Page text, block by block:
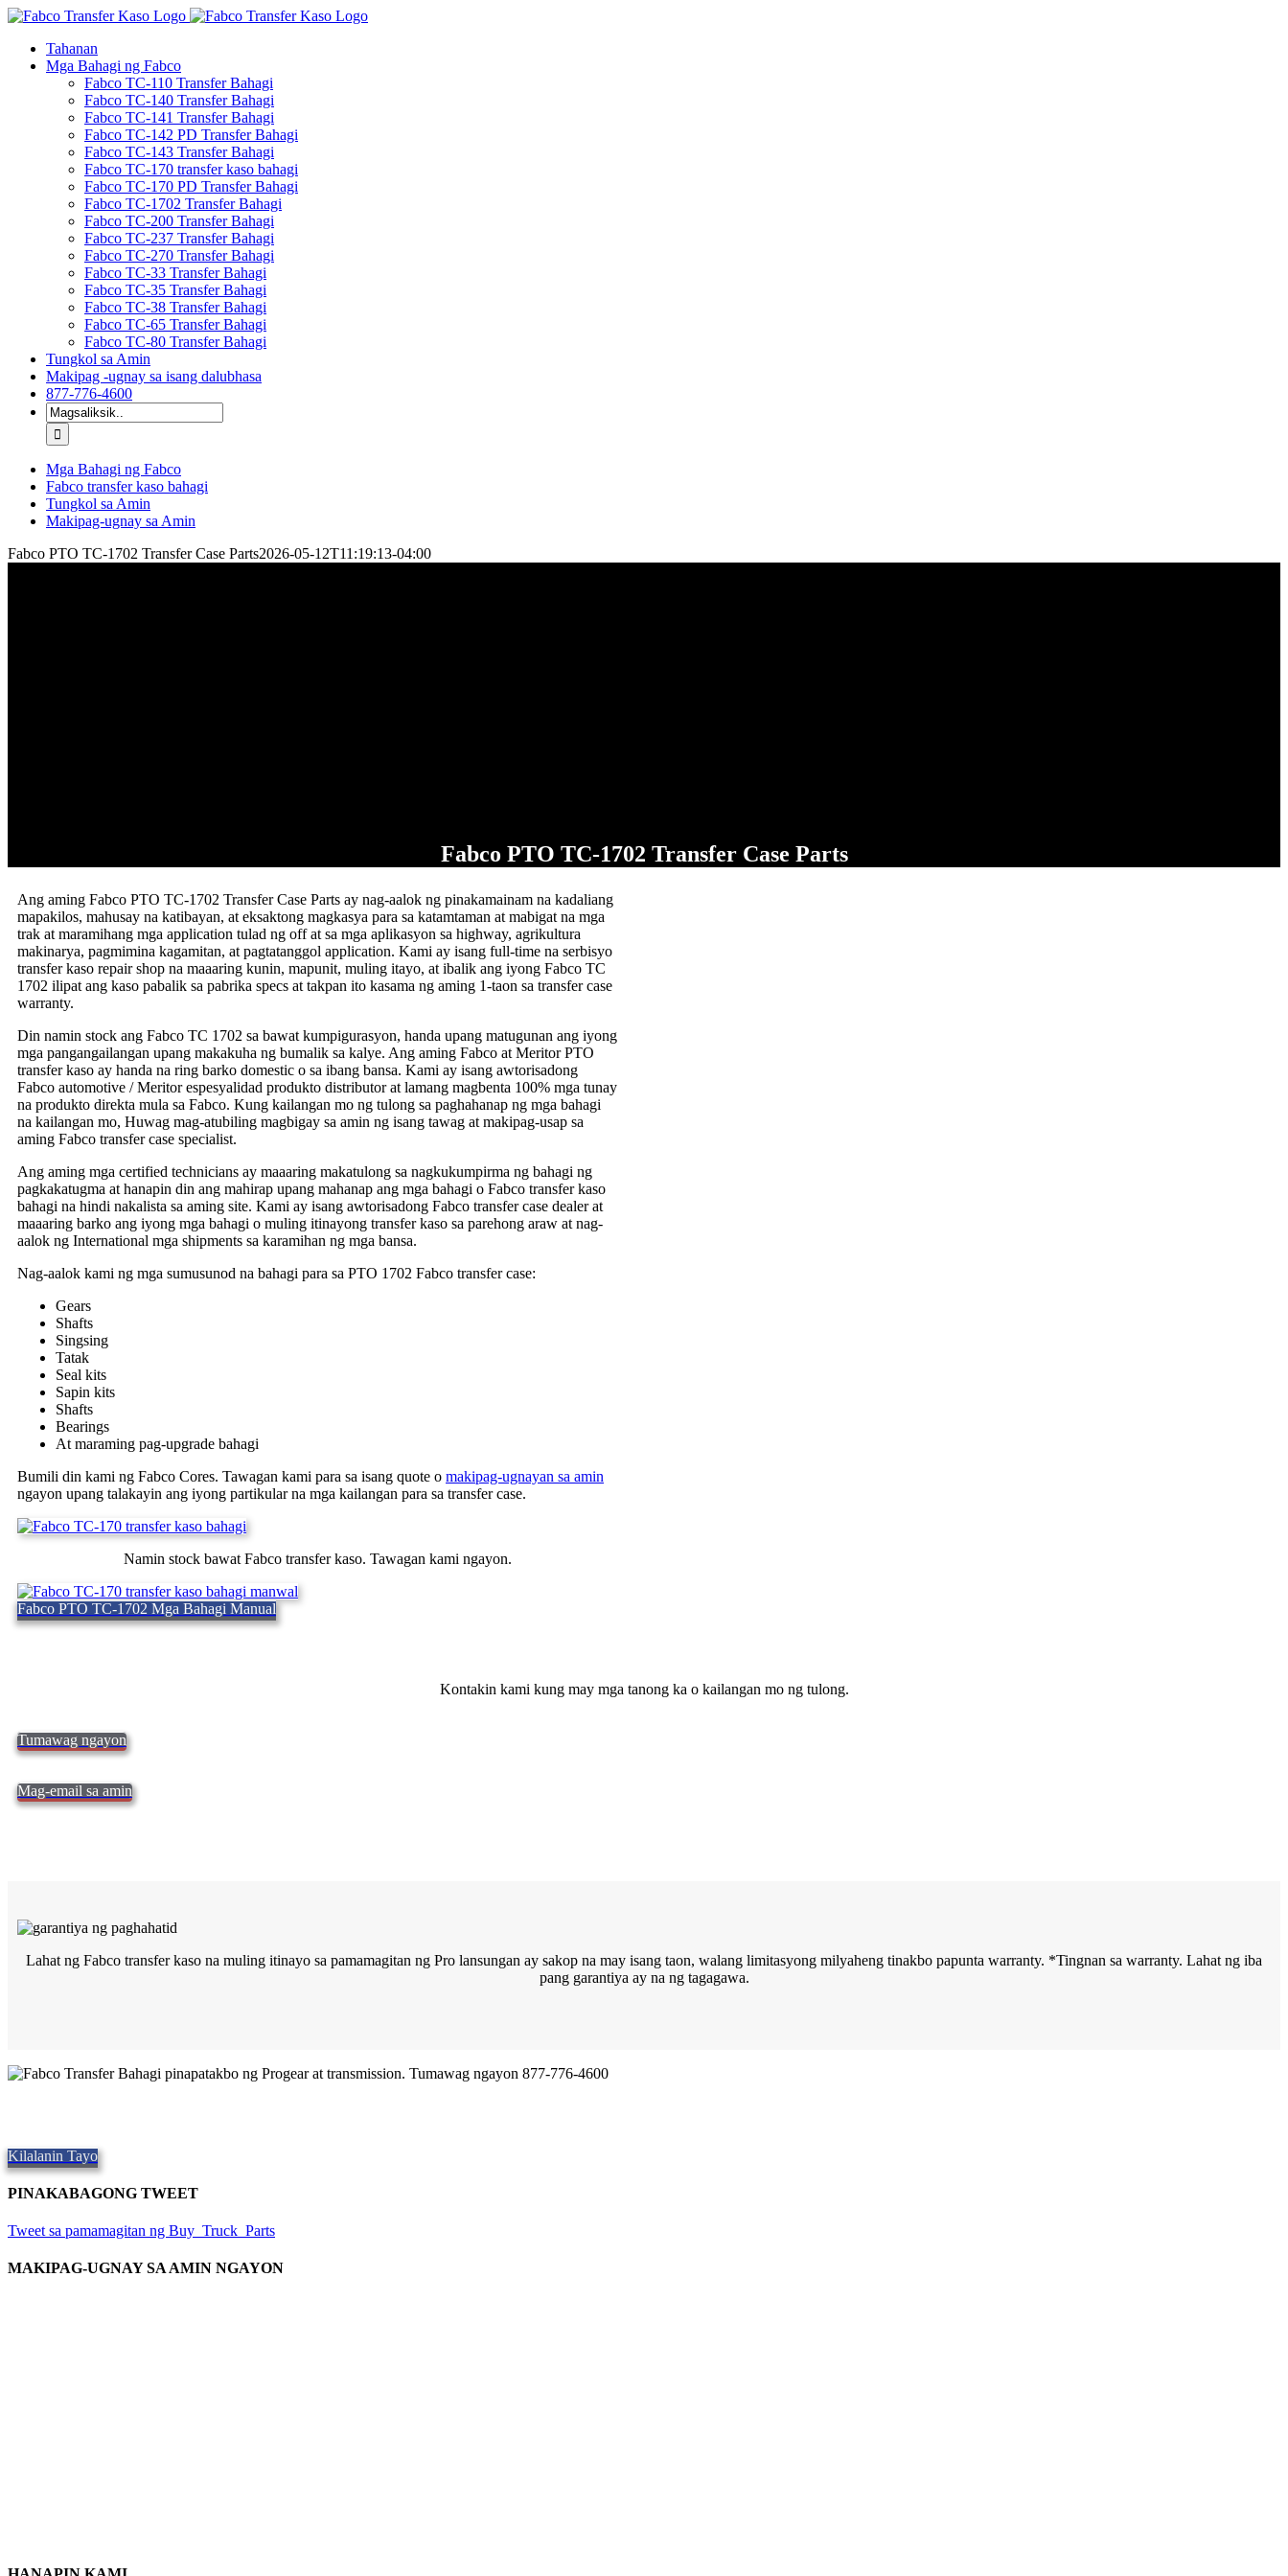
Laktawan
nilalamanTahanan
Mga Bahagi ng Fabco
Fabco TC-110 Transfer Bahagi
Fabco TC-140 Transfer Bahagi
Fabco TC-141 Transfer Bahagi
Fabco TC-142 PD Transfer Bahagi
Fabco TC-143 Transfer Bahagi
Fabco TC-170 transfer kaso bahagi
Fabco TC-170 PD Transfer Bahagi
Fabco TC-1702 Transfer Bahagi
Fabco TC-200 Transfer Bahagi
Fabco TC-237 Transfer Bahagi
Fabco TC-270 Transfer Bahagi
Fabco TC-33 Transfer Bahagi
Fabco TC-35 Transfer Bahagi
Fabco TC-38 Transfer Bahagi
Fabco TC-65 Transfer Bahagi
Fabco TC-80 Transfer Bahagi
Tungkol sa Amin
Makipag -ugnay sa isang dalubhasa
877-776-4600
Hanapin
ang:
Mga Bahagi ng Fabco
Fabco transfer kaso bahagi
Tungkol sa Amin
Makipag-ugnay sa Amin
Fabco PTO TC-1702 Transfer Case Parts2026-05-12T11:19:13-04:00
Fabco PTO TC-1702 Transfer Case Parts
Ang aming Fabco PTO TC-1702 Transfer Case Parts ay nag-aalok ng pinakamainam na kadaliang
mapakilos, mahusay na katibayan, at eksaktong magkasya para sa katamtaman at mabigat na mga
trak at maramihang mga application tulad ng off at sa mga aplikasyon sa highway, agrikultura
makinarya, pagmimina kagamitan, at pagtatanggol application. Kami ay isang full-time na serbisyo
transfer kaso repair shop na maaaring kunin, mapunit, muling itayo, at ibalik ang iyong Fabco TC
1702 ilipat ang kaso pabalik sa pabrika specs at takpan ito kasama ng aming 1-taon sa transfer case
warranty.
Din namin stock ang Fabco TC 1702 sa bawat kumpigurasyon, handa upang matugunan ang iyong
mga pangangailangan upang makakuha ng bumalik sa kalye. Ang aming Fabco at Meritor PTO
transfer kaso ay handa na ring barko domestic o sa ibang bansa. Kami ay isang awtorisadong
Fabco automotive / Meritor espesyalidad produkto distributor at lamang magbenta 100% mga tunay
na produkto direkta mula sa Fabco. Kung kailangan mo ng tulong sa paghahanap ng mga bahagi
na kailangan mo, Huwag mag-atubiling magbigay sa amin ng isang tawag at makipag-usap sa
aming Fabco transfer case specialist.
Ang aming mga certified technicians ay maaaring makatulong sa nagkukumpirma ng bahagi ng
pagkakatugma at hanapin din ang mahirap upang mahanap ang mga bahagi o Fabco transfer kaso
bahagi na hindi nakalista sa aming site. Kami ay isang awtorisadong Fabco transfer case dealer at
maaaring barko ang iyong mga bahagi o muling itinayong transfer kaso sa parehong araw at nag-
aalok ng International mga shipments sa karamihan ng mga bansa.
Nag-aalok kami ng mga sumusunod na bahagi para sa PTO 1702 Fabco transfer case:
Gears
Shafts
Singsing
Tatak
Seal kits
Sapin kits
Shafts
Bearings
At maraming pag-upgrade bahagi
Bumili din kami ng Fabco Cores. Tawagan kami para sa isang quote o makipag-ugnayan sa amin
ngayon upang talakayin ang iyong partikular na mga kailangan para sa transfer case.
Namin stock bawat Fabco transfer kaso. Tawagan kami ngayon.
Fabco PTO TC-1702 Mga Bahagi Manual
Kontakin kami kung may mga tanong ka o kailangan mo ng tulong.
Tumawag ngayon
Mag-email sa amin
Lahat ng Fabco transfer kaso na muling itinayo sa pamamagitan ng Pro lansungan ay sakop na may isang taon, walang limitasyong milyaheng tinakbo papunta warranty. *Tingnan sa warranty. Lahat ng iba
pang garantiya ay na ng tagagawa.
Kilalanin Tayo
PINAKABAGONG TWEET
Tweet sa pamamagitan ng Buy_Truck_Parts
MAKIPAG-UGNAY SA AMIN NGAYON